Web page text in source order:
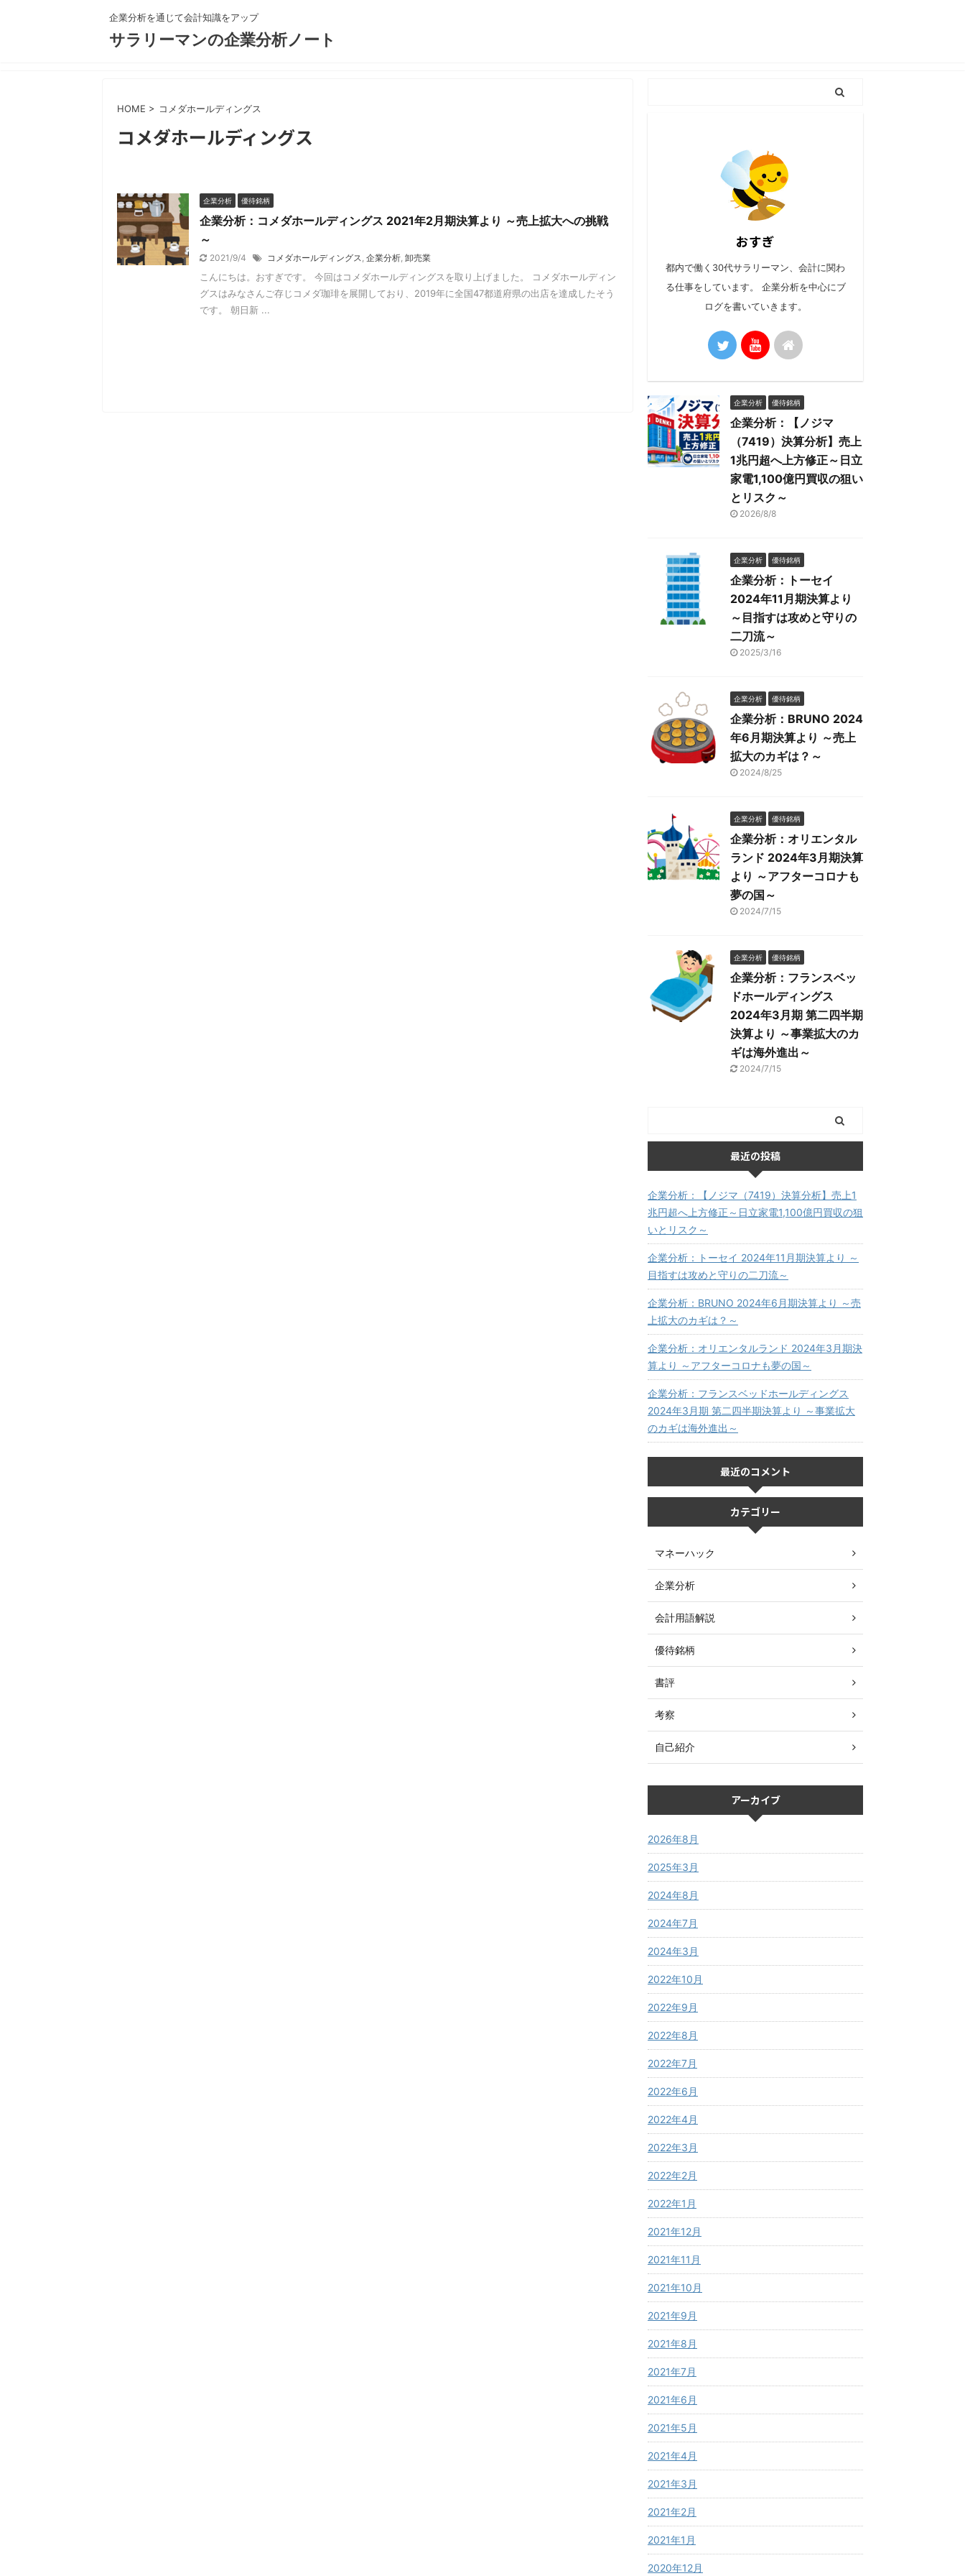
企業分析を通じて会計知識をアップ
サラリーマンの企業分析ノート
HOME > コメダホールディングス
コメダホールディングス
企業分析 優待銘柄
企業分析：コメダホールディングス 2021年2月期決算より ～売上拡大への挑戦
～
2021/9/4 コメダホールディングス, 企業分析, 卸売業
こんにちは。おすぎです。 今回はコメダホールディングスを取り上げました。 コメダホールディン
グスはみなさんご存じコメダ珈琲を展開しており、2019年に全国47都道府県の出店を達成したそう
です。 朝日新 ...
おすぎ
都内で働く30代サラリーマン、会計に関わ
る仕事をしています。 企業分析を中心にブ
ログを書いていきます。
企業分析 優待銘柄
企業分析：【ノジマ
（7419）決算分析】売上
1兆円超へ上方修正～日立
家電1,100億円買収の狙い
とリスク～
2026/8/8
企業分析 優待銘柄
企業分析：トーセイ
2024年11月期決算より
～目指すは攻めと守りの
二刀流～
2025/3/16
企業分析 優待銘柄
企業分析：BRUNO 2024
年6月期決算より ～売上
拡大のカギは？～
2024/8/25
企業分析 優待銘柄
企業分析：オリエンタル
ランド 2024年3月期決算
より ～アフターコロナも
夢の国～
2024/7/15
企業分析 優待銘柄
企業分析：フランスベッ
ドホールディングス
2024年3月期 第二四半期
決算より ～事業拡大のカ
ギは海外進出～
2024/7/15
最近の投稿
企業分析：【ノジマ（7419）決算分析】売上1
兆円超へ上方修正～日立家電1,100億円買収の狙
いとリスク～
企業分析：トーセイ 2024年11月期決算より ～
目指すは攻めと守りの二刀流～
企業分析：BRUNO 2024年6月期決算より ～売
上拡大のカギは？～
企業分析：オリエンタルランド 2024年3月期決
算より ～アフターコロナも夢の国～
企業分析：フランスベッドホールディングス
2024年3月期 第二四半期決算より ～事業拡大
のカギは海外進出～
最近のコメント
カテゴリー
マネーハック
企業分析
会計用語解説
優待銘柄
書評
考察
自己紹介
アーカイブ
2026年8月
2025年3月
2024年8月
2024年7月
2024年3月
2022年10月
2022年9月
2022年8月
2022年7月
2022年6月
2022年4月
2022年3月
2022年2月
2022年1月
2021年12月
2021年11月
2021年10月
2021年9月
2021年8月
2021年7月
2021年6月
2021年5月
2021年4月
2021年3月
2021年2月
2021年1月
2020年12月